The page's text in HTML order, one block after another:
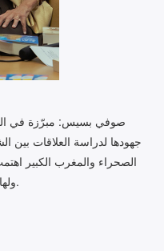
صوفي بسيس: مبرّزة في
جهودها لدراسة العلاقات بين
الصحراء والمغرب الكبير
ولها في هذه المجالات وغيرها مؤلفات عديدة.